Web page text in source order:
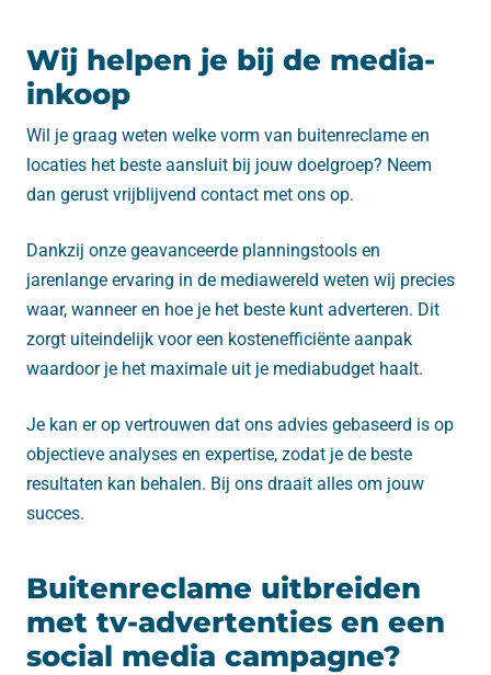
Wij helpen je bij de media-
inkoop
Wil je graag weten welke vorm van buitenreclame en
locaties het beste aansluit bij jouw doelgroep? Neem
dan gerust vrijblijvend contact met ons op.
Dankzij onze geavanceerde planningstools en
jarenlange ervaring in de mediawereld weten wij precies
waar, wanneer en hoe je het beste kunt adverteren. Dit
zorgt uiteindelijk voor een kostenefficiënte aanpak
waardoor je het maximale uit je mediabudget haalt.
Je kan er op vertrouwen dat ons advies gebaseerd is op
objectieve analyses en expertise, zodat je de beste
resultaten kan behalen. Bij ons draait alles om jouw
succes.
Buitenreclame uitbreiden
met tv-advertenties en een
social media campagne?